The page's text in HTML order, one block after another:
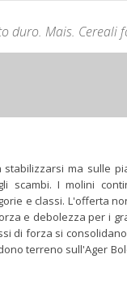
duro. Mais. Cereali
ma sulle
scambi. I molini
e classi. L'offerta
e debolezza per i
di forza si
terreno sull'Ager